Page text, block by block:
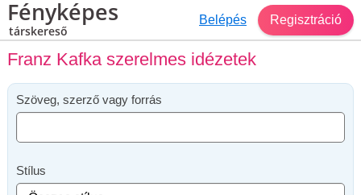
Fényképes
társkereső
Belépés Regisztráció
Franz Kafka szerelmes idézetek
Szöveg, szerző vagy forrás
Stílus